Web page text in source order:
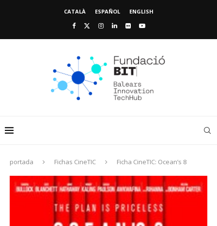
CATALÀ ESPAÑOL ENGLISH
portada Fichas CineTIC Ficha CineTIC: Ocean’s 8